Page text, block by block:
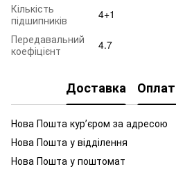
Кількість
підшипників
4+1
Передавальний
коефіцієнт
4.7
Доставка
Нова Пошта курʼєром за адресою
Нова Пошта у відділення
Нова Пошта у поштомат